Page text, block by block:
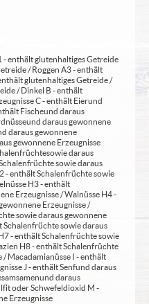
- enthält glutenhaltiges Getreide
/ Roggen A3 - enthält
glutenhaltiges Getreide /
/ Dinkel B - enthält
C - enthält Eier und
Fische und daraus
und daraus gewonnene
daraus gewonnene
gewonnene Erzeugnisse
sowie daraus
sowie daraus
- enthält Schalenfrüchte sowie
H3 - enthält
Erzeugnisse / Walnüsse H4 -
Erzeugnisse /
sowie daraus gewonnene
Schalenfrüchte sowie daraus
- enthält Schalenfrüchte sowie
H8 - enthält Schalenfrüchte
/ Macadamianüsse I - enthält
J - enthält Senf und daraus
und daraus
oder Schwefeldioxid M -
Erzeugnisse